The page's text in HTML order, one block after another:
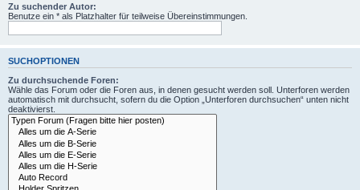
Zu suchender Autor:
Benutze ein * als Platzhalter für teilweise Übereinstimmungen.
SUCHOPTIONEN
Zu durchsuchende Foren:
Wähle das Forum oder die Foren aus, in denen gesucht werden soll. Unterforen werden
automatisch mit durchsucht, sofern du die Option „Unterforen durchsuchen“ unten nicht
deaktivierst.